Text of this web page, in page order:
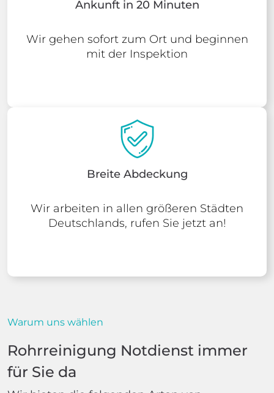
Ankunft in 20 Minuten
Wir gehen sofort zum Ort und beginnen
mit der Inspektion
Breite Abdeckung
Wir arbeiten in allen größeren Städten
Deutschlands, rufen Sie jetzt an!
Warum uns wählen
Rohrreinigung Notdienst immer
für Sie da